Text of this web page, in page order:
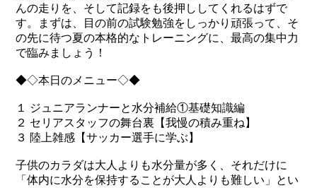
んの走りを、そして記録をも後押ししてくれるはずで
す。まずは、目の前の試験勉強をしっかり頑張って、そ
の先に待つ夏の本格的なトレーニングに、最高の集中力
で臨みましょう！
◆◇本日のメニュー◇◆
１ ジュニアランナーと水分補給①基礎知識編
２ セリアスタッフの舞台裏【我慢の積み重ね】
３ 陸上雑感【サッカー選手に学ぶ】
子供のカラダは大人よりも水分量が多く、それだけに
「体内に水分を保持することが大人よりも難しい」とい